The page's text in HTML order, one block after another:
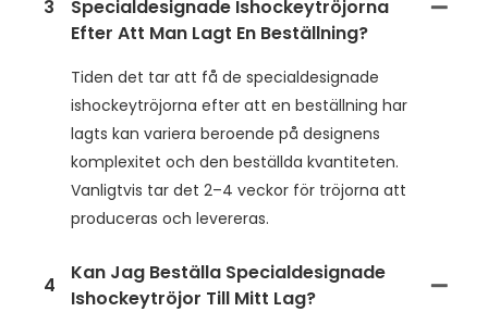
3
Specialdesignade Ishockeytröjorna
Efter Att Man Lagt En Beställning?
Tiden det tar att få de specialdesignade
ishockeytröjorna efter att en beställning har
lagts kan variera beroende på designens
komplexitet och den beställda kvantiteten.
Vanligtvis tar det 2–4 veckor för tröjorna att
produceras och levereras.
4
Kan Jag Beställa Specialdesignade
Ishockeytröjor Till Mitt Lag?